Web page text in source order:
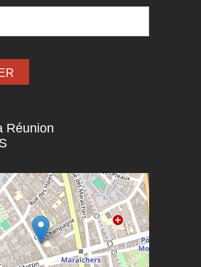
Réunion